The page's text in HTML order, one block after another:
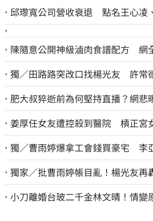
邱瓈寬公司營收衰退 點名王心凌
陳隨意公開神級滷肉食譜配方 網
獨／田路路突改口找楊光友 許常
肥大叔猝逝前為何堅持直播？網悲
姜厚任女友遭控殺到醫院 槓正宮
獨／曹雨婷爆拿工會錢買豪宅 李
獨家／批曹雨婷帳目亂！楊光友再
們工會跟演藝圈沒關
小刀離婚台玻二千金林文晴！情變